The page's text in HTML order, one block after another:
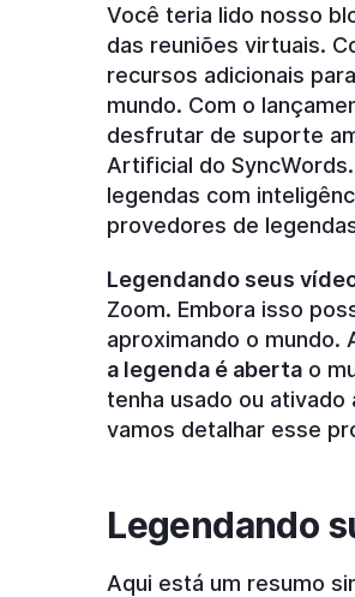
Você teria lido nosso
das reuniões virtuais.
recursos adicionais
mundo. Com o
desfrutar de suporte
Artificial do
legendas com
provedores de
Legendando seus
Zoom. Embora isso
aproximando o
a legenda é aberta o
tenha usado ou
vamos detalhar esse
Legendando
Aqui está um resumo